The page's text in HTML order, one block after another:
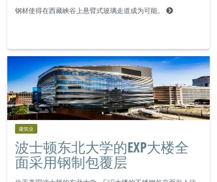
钢材使得在西藏峡谷上悬臂式玻璃走道成为可能。
建筑业
波士顿东北大学的EXP大楼全
面采用钢制包覆层